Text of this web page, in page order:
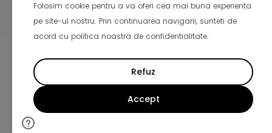
Folosim cookie pentru a va oferi cea mai buna experienta
pe site-ul nostru. Prin continuarea navigarii, sunteti de
acord cu politica noastra de confidentialitate.
Refuz
Accept
-